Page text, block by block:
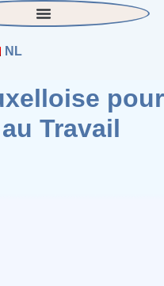
NL
pour
Travail